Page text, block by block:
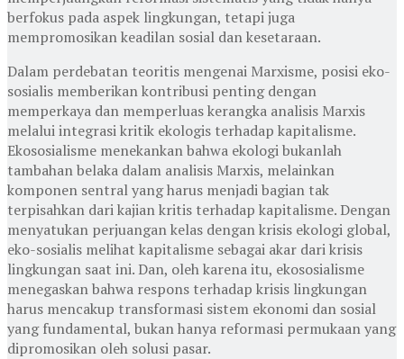
berfokus pada aspek lingkungan, tetapi juga
mempromosikan keadilan sosial dan kesetaraan.
Dalam perdebatan teoritis mengenai Marxisme, posisi eko-
sosialis memberikan kontribusi penting dengan
memperkaya dan memperluas kerangka analisis Marxis
melalui integrasi kritik ekologis terhadap kapitalisme.
Ekososialisme menekankan bahwa ekologi bukanlah
tambahan belaka dalam analisis Marxis, melainkan
komponen sentral yang harus menjadi bagian tak
terpisahkan dari kajian kritis terhadap kapitalisme. Dengan
menyatukan perjuangan kelas dengan krisis ekologi global,
eko-sosialis melihat kapitalisme sebagai akar dari krisis
lingkungan saat ini. Dan, oleh karena itu, ekososialisme
menegaskan bahwa respons terhadap krisis lingkungan
harus mencakup transformasi sistem ekonomi dan sosial
yang fundamental, bukan hanya reformasi permukaan yang
dipromosikan oleh solusi pasar.